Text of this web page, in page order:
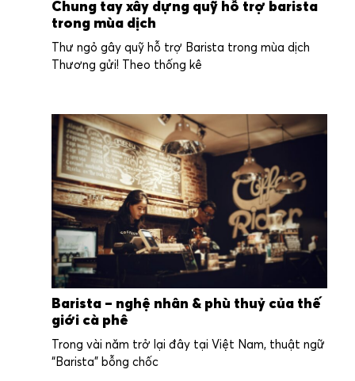
Chung tay xây dựng quỹ hỗ trợ barista
trong mùa dịch
Thư ngỏ gây quỹ hỗ trợ Barista trong mùa dịch
Thương gửi! Theo thống kê
Barista – nghệ nhân & phù thuỷ của thế
giới cà phê
Trong vài năm trở lại đây tại Việt Nam, thuật ngữ
“Barista” bỗng chốc